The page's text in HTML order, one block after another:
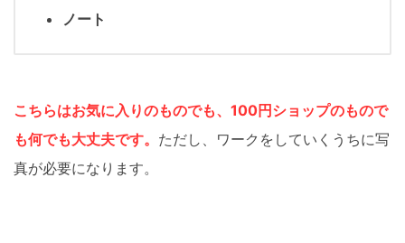
ノート
こちらはお気に入りのものでも、100円ショップのもので
も何でも大丈夫です。 ただし、ワークをしていくうちに写
真が必要になります。